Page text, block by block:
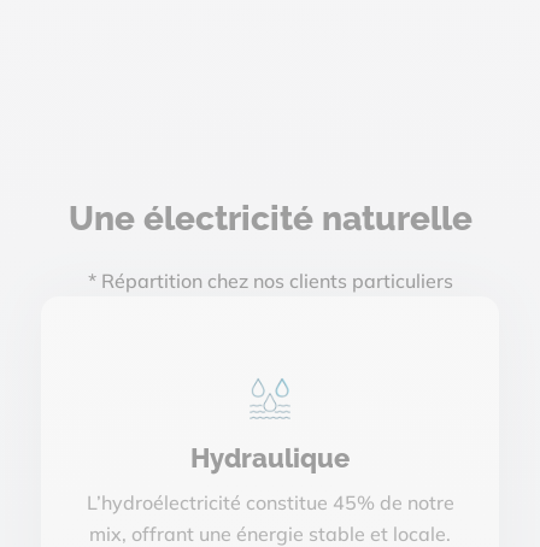
Une électricité naturelle
* Répartition chez nos clients particuliers
Hydraulique
L’hydroélectricité constitue 45% de notre
mix, offrant une énergie stable et locale.